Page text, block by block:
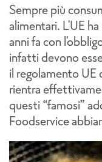
Sempre più
alimentari. L'UE
anni fa con
infatti devono
il regolamento UE
rientra
questi “famosi”
Foodservice